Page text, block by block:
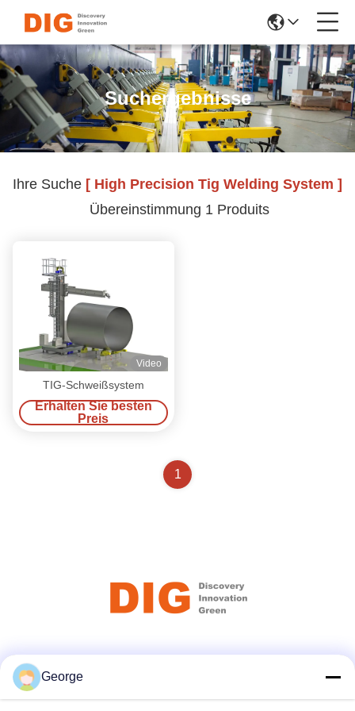
Suchergebnisse
Ihre Suche [ High Precision Tig Welding System ]
Übereinstimmung 1 Produits
Video
TIG-Schweißsystem
Erhalten Sie besten
Preis
1
George